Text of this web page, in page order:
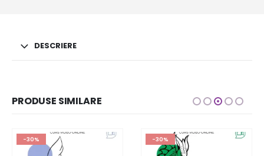
DESCRIERE
PRODUSE SIMILARE
-30% -30%